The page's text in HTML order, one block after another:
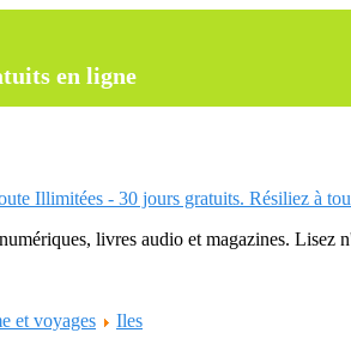
en ligne
Illimitées - 30 jours gratuits. Résiliez à
livres audio et magazines. Lisez
et voyages
Iles